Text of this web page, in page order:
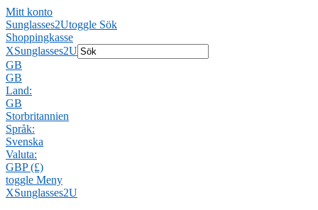
Mitt konto
Sunglasses2Utoggle Sök
Shoppingkasse
XSunglasses2U
GB
GB
Land:
GB
Storbritannien
Språk:
Svenska
Valuta:
GBP (£)
toggle Meny
XSunglasses2U